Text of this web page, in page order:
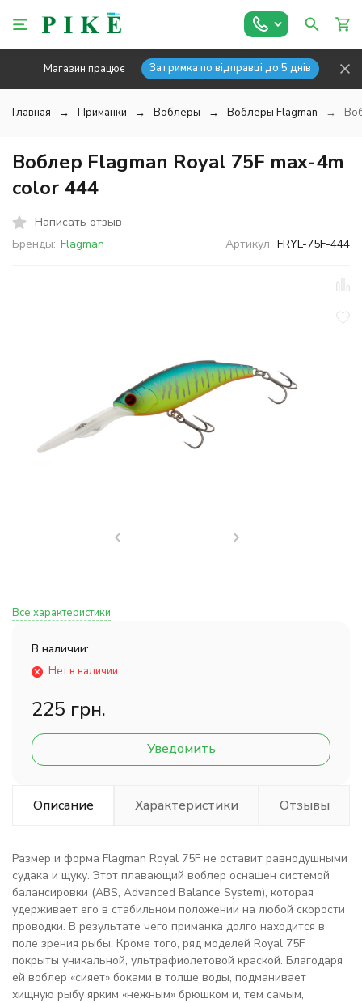
Магазин працює Затримка по відправці до 5 днів
Главная Приманки Воблеры Воблеры Flagman
Воблер Flagman Royal 75F max-4m
color 444
Написать отзыв
Бренды: Flagman Артикул: FRYL-75F-444
Все характеристики
В наличии:
Нет в наличии
225 грн.
Уведомить
Описание Характеристики Отзывы
Размер и форма Flagman Royal 75F не оставит равнодушными
судака и щуку. Этот плавающий воблер оснащен системой
балансировки (ABS, Advanced Balance System), которая
удерживает его в стабильном положении на любой скорости
проводки. В результате чего приманка долго находится в
поле зрения рыбы. Кроме того, ряд моделей Royal 75F
покрыты уникальной, ультрафиолетовой краской. Благодаря
ей воблер «сияет» боками в толще воды, подманивает
хищную рыбу ярким «нежным» брюшком и, тем самым,